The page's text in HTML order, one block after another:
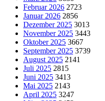
Februar 2026 2723
Januar 2026 2856
Dezember 2025 3013
November 2025 3443
Oktober 2025 3667
September 2025 3739
August 2025 2141
Juli 2025 2815
Juni 2025 3413
Mai 2025 2143
April 2025 3247